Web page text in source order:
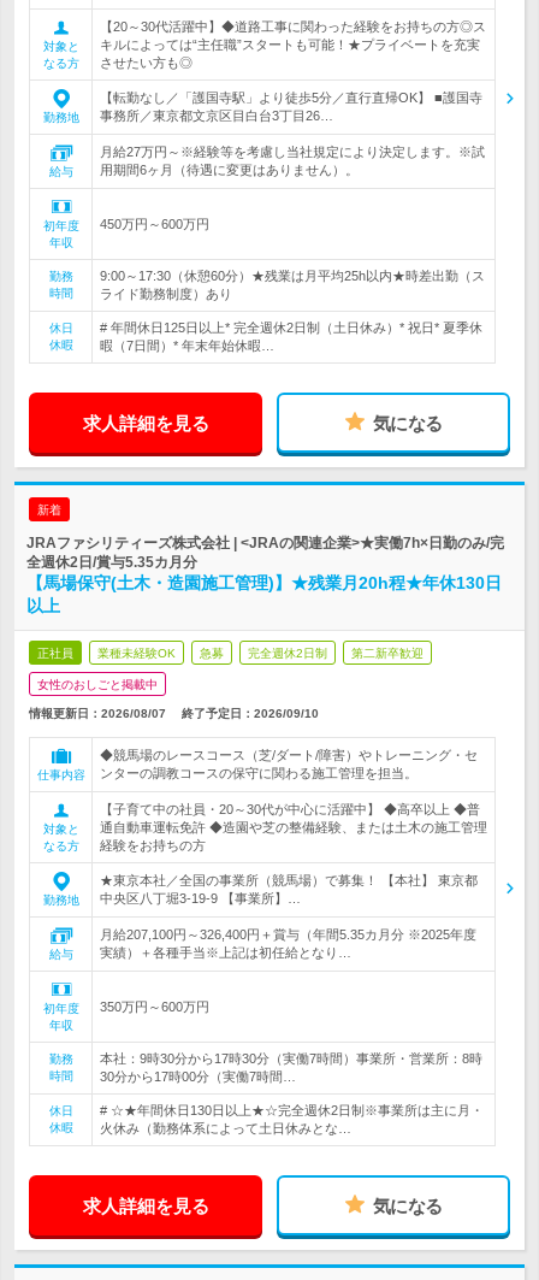
対象と
なる方
【20～30代活躍中】◆道路工事に関わった経験をお持ちの方◎ス
キルによっては“主任職”スタートも可能！★プライベートを充実
させたい方も◎
勤務地
【転勤なし／「護国寺駅」より徒歩5分／直行直帰OK】 ■護国寺
事務所／東京都文京区目白台3丁目26…
給与
月給27万円～※経験等を考慮し当社規定により決定します。※試
用期間6ヶ月（待遇に変更はありません）。
初年度
年収
450万円～600万円
勤務
時間
9:00～17:30（休憩60分）★残業は月平均25h以内★時差出勤（ス
ライド勤務制度）あり
休日
休暇
# 年間休日125日以上* 完全週休2日制（土日休み）* 祝日* 夏季休
暇（7日間）* 年末年始休暇…
求人詳細を見る 気になる
新着
JRAファシリティーズ株式会社 | <JRAの関連企業>★実働7h×日勤のみ/完
全週休2日/賞与5.35カ月分
【馬場保守(土木・造園施工管理)】★残業月20h程★年休130日
以上
正社員 業種未経験OK 急募 完全週休2日制 第二新卒歓迎
女性のおしごと掲載中
情報更新日：2026/08/07 終了予定日： 2026/09/10
仕事内容
◆競馬場のレースコース（芝/ダート/障害）やトレーニング・セ
ンターの調教コースの保守に関わる施工管理を担当。
対象と
なる方
【子育て中の社員・20～30代が中心に活躍中】 ◆高卒以上 ◆普
通自動車運転免許 ◆造園や芝の整備経験、または土木の施工管理
経験をお持ちの方
勤務地
★東京本社／全国の事業所（競馬場）で募集！ 【本社】 東京都
中央区八丁堀3-19-9 【事業所】…
給与
月給207,100円～326,400円＋賞与（年間5.35カ月分 ※2025年度
実績）＋各種手当※上記は初任給となり…
初年度
年収
350万円～600万円
勤務
時間
本社：9時30分から17時30分（実働7時間）事業所・営業所：8時
30分から17時00分（実働7時間…
休日
休暇
# ☆★年間休日130日以上★☆完全週休2日制※事業所は主に月・
火休み（勤務体系によって土日休みとな…
求人詳細を見る 気になる